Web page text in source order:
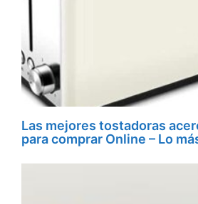
Las mejores tostadoras
para comprar Online – Lo